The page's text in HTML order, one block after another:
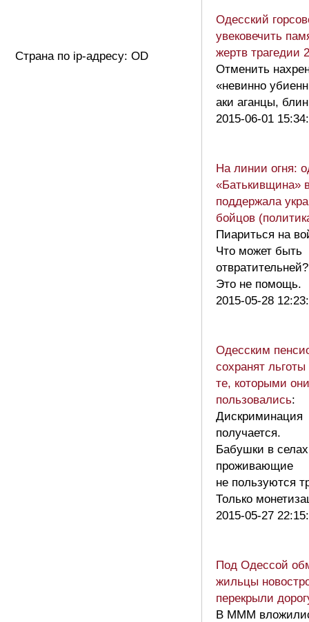
Страна по ip-адресу: OD
Одесский
увековечить
жертв трагедии
Отменить
«невинно
аки аганцы,
2015-06-01
На линии огня:
«Батькивщина»
поддержала
бойцов
Пиариться на
Что может быть
отвратительней?
Это не помощь.
2015-05-28
Одесским
сохранят
те, которыми
пользовались:
Дискриминация
получается.
Бабушки в селах
проживающие
не пользуются
Только
2015-05-27
Под Одессой
жильцы
перекрыли
В МММ